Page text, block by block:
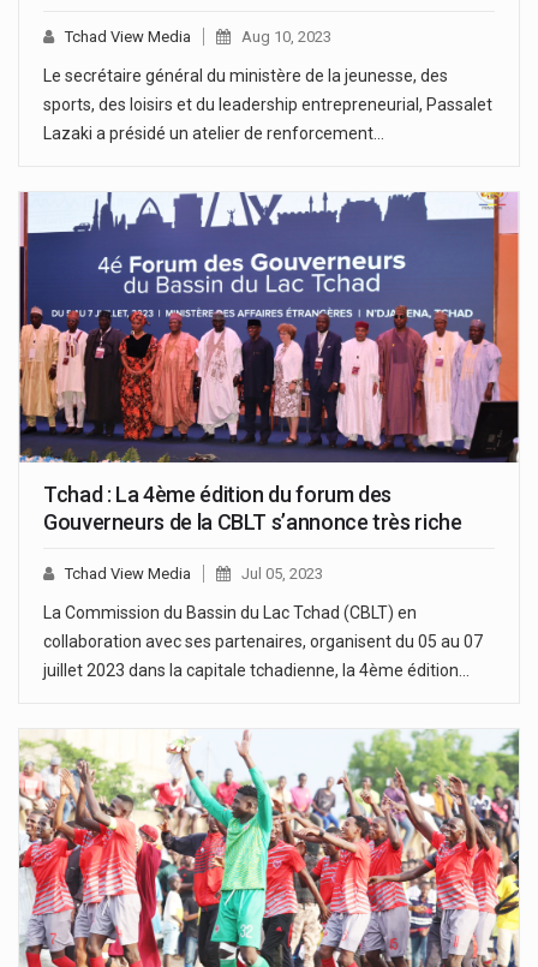
Tchad View Media Aug 10, 2023
Le secrétaire général du ministère de la jeunesse, des
sports, des loisirs et du leadership entrepreneurial, Passalet
Lazaki a présidé un atelier de renforcement…
Tchad : La 4ème édition du forum des
Gouverneurs de la CBLT s’annonce très riche
Tchad View Media Jul 05, 2023
La Commission du Bassin du Lac Tchad (CBLT) en
collaboration avec ses partenaires, organisent du 05 au 07
juillet 2023 dans la capitale tchadienne, la 4ème édition…